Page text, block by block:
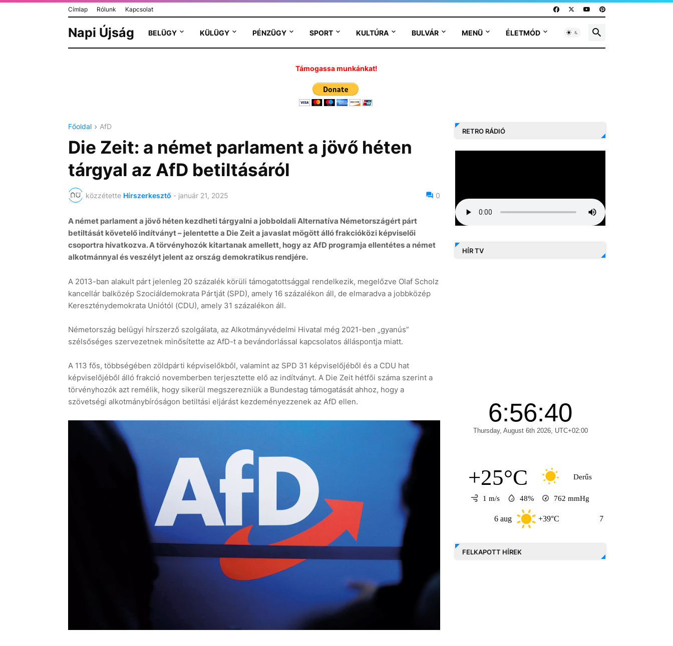
Címlap Rólunk Kapcsolat
Napi Újság BELÜGY KÜLÜGY PÉNZÜGY SPORT KULTÚRA BULVÁR MENÜ ÉLETMÓD
Támogassa munkánkat!
Főoldal AfD
Die Zeit: a német parlament a jövő héten
tárgyal az AfD betiltásáról
közzétette Hírszerkesztő - január 21, 2025 0
A német parlament a jövő héten kezdheti tárgyalni a jobboldali Alternatíva Németországért párt
betiltását követelő indítványt – jelentette a Die Zeit a javaslat mögött álló frakcióközi képviselői
csoportra hivatkozva. A törvényhozók kitartanak amellett, hogy az AfD programja ellentétes a német
alkotmánnyal és veszélyt jelent az ország demokratikus rendjére.
A 2013-ban alakult párt jelenleg 20 százalék körüli támogatottsággal rendelkezik, megelőzve Olaf Scholz
kancellár balközép Szociáldemokrata Pártját (SPD), amely 16 százalékon áll, de elmaradva a jobbközép
Kereszténydemokrata Uniótól (CDU), amely 31 százalékon áll.
Németország belügyi hírszerző szolgálata, az Alkotmányvédelmi Hivatal még 2021-ben „gyanús”
szélsőséges szervezetnek minősítette az AfD-t a bevándorlással kapcsolatos álláspontja miatt.
A 113 fős, többségében zöldpárti képviselőkből, valamint az SPD 31 képviselőjéből és a CDU hat
képviselőjéből álló frakció novemberben terjesztette elő az indítványt. A Die Zeit hétfői száma szerint a
törvényhozók azt remélik, hogy sikerül megszerezniük a Bundestag támogatását ahhoz, hogy a
szövetségi alkotmánybíróságon betiltási eljárást kezdeményezzenek az AfD ellen.
RETRO RÁDIÓ
HÍR TV
+25°C Derűs
1 m/s 48% 762 mmHg
+39°C
FELKAPOTT HÍREK